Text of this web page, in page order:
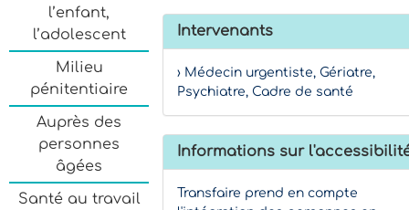
l’enfant,
l’adolescent
Milieu
pénitentiaire
Auprès des
personnes
âgées
Santé au travail
Intervenants
› Médecin urgentiste, Gériatre,
Psychiatre, Cadre de santé
Informations sur
Transfaire prend en compte